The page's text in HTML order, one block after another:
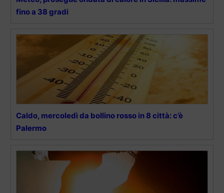
fino a 38 gradi
Caldo, mercoledì da bollino rosso in 8 città: c’è
Palermo